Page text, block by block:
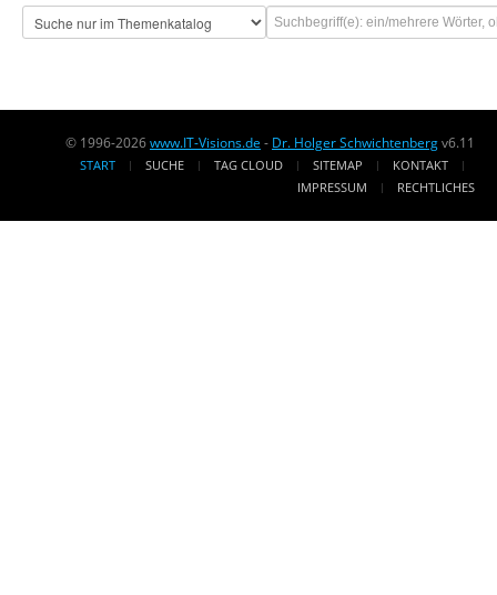
© 1996-2026www.IT-Visions.de - Dr. Holger Schwichtenbergv6.11
START SUCHE TAG CLOUD SITEMAP
KONTAKT
IMPRESSUM
RECHTLICHES